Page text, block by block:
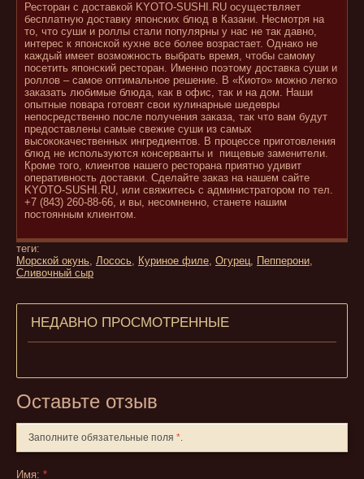
Ресторан с доставкой KYOTO-SUSHI.RU осуществляет
бесплатную доставку японских блюд в Казани. Несмотря на
то, что суши и роллы стали популярны у нас не так давно,
интерес к японской кухне все более возрастает. Однако не
каждый имеет возможность выбрать время, чтобы самому
посетить японский ресторан. Именно поэтому доставка суши и
роллов – самое оптимальное решение. В «Киото» можно легко
заказать любимые блюда, как в офис, так и на дом. Наши
опытные повара готовят свои кулинарные шедевры
непосредственно после получения заказа, так что вам будут
предоставлены самые свежие суши из самых
высококачественных ингредиентов. В процессе приготовления
блюд не используются консерванты и пищевые заменители.
Кроме того, клиентов нашего ресторана приятно удивит
оперативность доставки. Сделайте заказ на нашем сайте
KYOTO-SUSHI.RU, или свяжитесь с администратором по тел.
+7 (843) 260-88-66, и вы, несомненно, станете нашим
постоянным клиентом.
теги:
Морской окунь, Лосось, Куриное филе, Огурец, Пепперони,
Сливочный сыр
НЕДАВНО ПРОСМОТРЕННЫЕ
Оставьте отзыв
Заполните обязательные поля *.
Имя: *